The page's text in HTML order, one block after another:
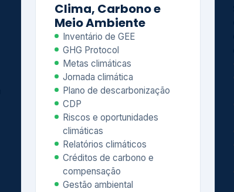
Clima, Carbono e
Meio Ambiente
Inventário de GEE
GHG Protocol
Metas climáticas
Jornada climática
Plano de descarbonização
CDP
Riscos e oportunidades
climáticas
Relatórios climáticos
Créditos de carbono e
compensação
Gestão ambiental